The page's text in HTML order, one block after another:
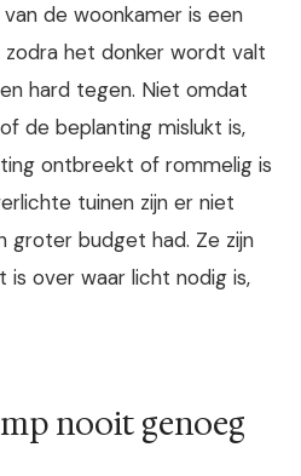
de woonkamer is een
het donker wordt valt
hard tegen. Niet omdat
de beplanting mislukt is,
ontbreekt of rommelig is
tuinen zijn er niet
groter budget had. Ze zijn
over waar licht nodig is,
nooit genoeg